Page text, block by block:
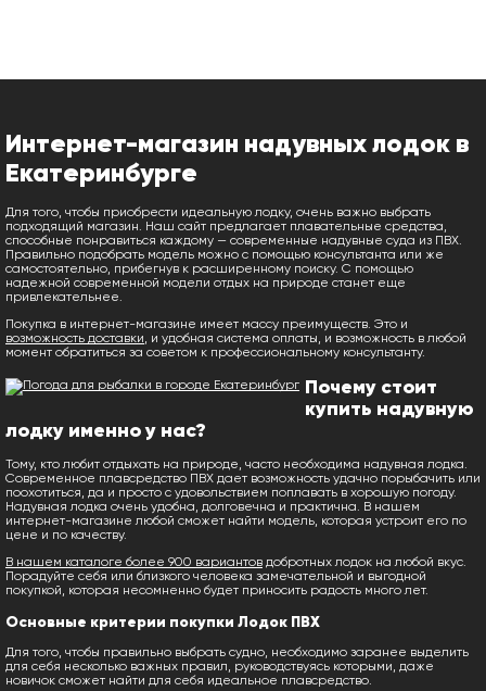
Интернет-магазин надувных лодок в
Екатеринбурге
Для того, чтобы приобрести идеальную лодку, очень важно выбрать
подходящий магазин. Наш сайт предлагает плавательные средства,
способные понравиться каждому — современные надувные суда из ПВХ.
Правильно подобрать модель можно с помощью консультанта или же
самостоятельно, прибегнув к расширенному поиску. С помощью
надежной современной модели отдых на природе станет еще
привлекательнее.
Покупка в интернет-магазине имеет массу преимуществ. Это и
возможность доставки, и удобная система оплаты, и возможность в любой
момент обратиться за советом к профессиональному консультанту.
Почему стоит
купить надувную
лодку именно у нас?
Тому, кто любит отдыхать на природе, часто необходима надувная лодка.
Современное плавсредство ПВХ дает возможность удачно порыбачить или
поохотиться, да и просто с удовольствием поплавать в хорошую погоду.
Надувная лодка очень удобна, долговечна и практична. В нашем
интернет-магазине любой сможет найти модель, которая устроит его по
цене и по качеству.
В нашем каталоге более 900 вариантов добротных лодок на любой вкус.
Порадуйте себя или близкого человека замечательной и выгодной
покупкой, которая несомненно будет приносить радость много лет.
Основные критерии покупки Лодок ПВХ
Для того, чтобы правильно выбрать судно, необходимо заранее выделить
для себя несколько важных правил, руководствуясь которыми, даже
новичок сможет найти для себя идеальное плавсредство.